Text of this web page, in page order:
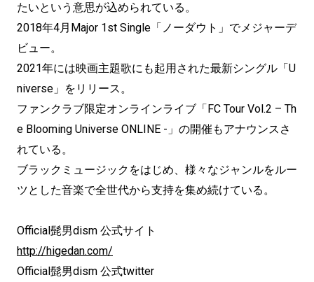
たいという意思が込められている。
2018年4月Major 1st Single「ノーダウト」でメジャーデ
ビュー。
2021年には映画主題歌にも起用された最新シングル「U
niverse」をリリース。
ファンクラブ限定オンラインライブ「FC Tour Vol.2 – Th
e Blooming Universe ONLINE -」の開催もアナウンスさ
れている。
ブラックミュージックをはじめ、様々なジャンルをルー
ツとした音楽で全世代から支持を集め続けている。
Official髭男dism 公式サイト
http://higedan.com/
Official髭男dism 公式twitter